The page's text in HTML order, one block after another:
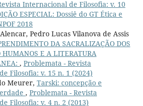
Internacional de Filosofia: v. 10
ESPECIAL: Dossiê do GT Ética e
2018
Pedro Lucas Vilanova de Assis
DA SACRALIZAÇÃO DOS
E A LITERATURA
, Problemata - Revista
Filosofia: v. 15 n. 1 (2024)
Meurer, Tarski: concepção e
, Problemata - Revista
Filosofia: v. 4 n. 2 (2013)